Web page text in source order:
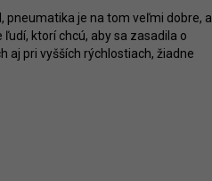
pneumatika je na tom veľmi dobre, a
ktorí chcú, aby sa zasadila o
aj pri vyšších rýchlostiach, žiadne